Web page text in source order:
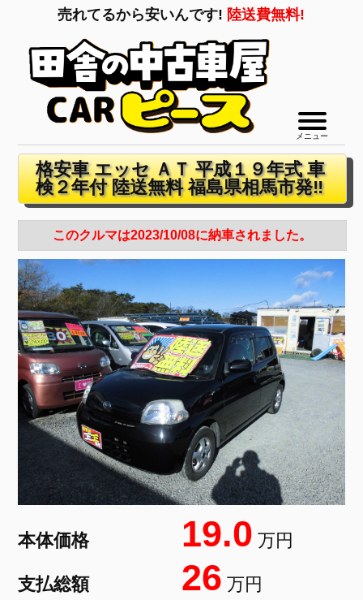
売れてるから安いんです! 陸送費無料!
メニュー
格安車 エッセ ＡＴ 平成１９年式 車
検２年付 陸送無料 福島県相馬市発‼
このクルマは2023/10/08に納車されました。
本体価格 19.0 万円
支払総額 26 万円